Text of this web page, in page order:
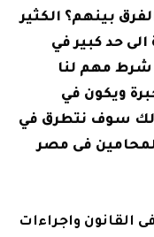
بينهم؟ الكثير
حد كبير في
شرط مهم لنا
ويكون في
سوف نتطرق في
فى مصر
القانون واجراءات